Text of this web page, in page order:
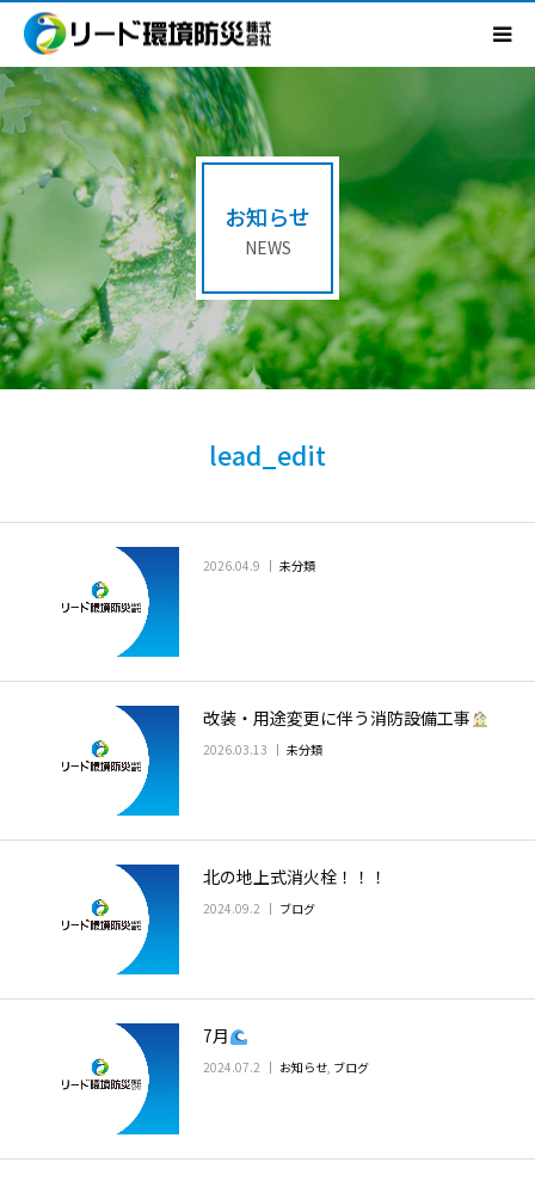
お知らせ
NEWS
lead_edit
2026.04.9 未分類
改装・用途変更に伴う消防設備工事
2026.03.13 未分類
北の地上式消火栓！！！
2024.09.2 ブログ
7月
2024.07.2 お知らせ, ブログ
HOME
会社概要
事業内容
ご依頼の流れ
消防設備紹介